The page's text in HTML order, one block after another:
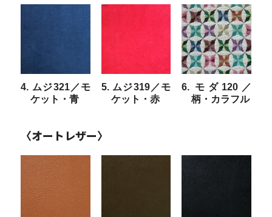
4. ムジ321／モ
ケット・青
5. ムジ319／モ
ケット・赤
6. モダ120／
柄・カラフル
〈オートレザー〉